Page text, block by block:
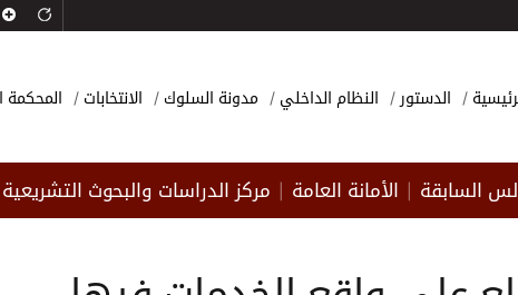
الدستور النظام الداخلي مدونة السلوك الانتخابات المحكمة
السابقة الأمانة العامة مركز الدراسات والبحوث التشريعية